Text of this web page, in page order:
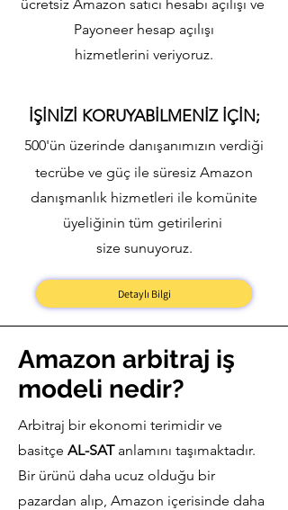
ücretsiz Amazon satıcı hesabı açılışı ve
Payoneer hesap açılışı
hizmetlerini veriyoruz.
İŞİNİZİ KORUYABİLMENİZ İÇİN;
500'ün üzerinde danışanımızın verdiği
tecrübe ve güç ile süresiz Amazon
danışmanlık hizmetleri ile komünite
üyeliğinin tüm getirilerini
size sunuyoruz.
Detaylı Bilgi
Amazon arbitraj iş
modeli nedir?
Arbitraj bir ekonomi terimidir ve
basitçe AL-SATanlamını taşımaktadır.
Bir ürünü daha ucuz olduğu bir
pazardan alıp, Amazon içerisinde daha